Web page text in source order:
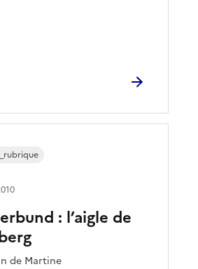
: l’aigle de
de Martine